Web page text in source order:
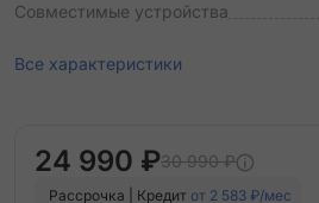
Совместимые устройства
Все характеристики
24 990 ₽30 990 ₽
Рассрочка | Кредит от 2 583 ₽/мес